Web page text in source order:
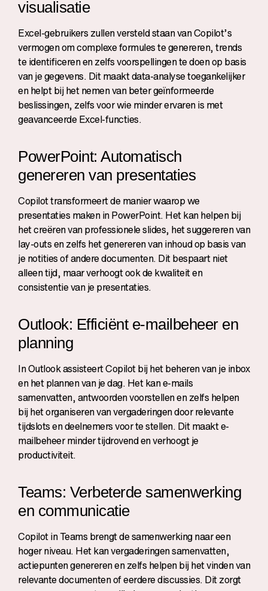
visualisatie
Excel-gebruikers zullen versteld staan van Copilot’s
vermogen om complexe formules te genereren, trends
te identificeren en zelfs voorspellingen te doen op basis
van je gegevens. Dit maakt data-analyse toegankelijker
en helpt bij het nemen van beter geïnformeerde
beslissingen, zelfs voor wie minder ervaren is met
geavanceerde Excel-functies.
PowerPoint: Automatisch
genereren van presentaties
Copilot transformeert de manier waarop we
presentaties maken in PowerPoint. Het kan helpen bij
het creëren van professionele slides, het suggereren van
lay-outs en zelfs het genereren van inhoud op basis van
je notities of andere documenten. Dit bespaart niet
alleen tijd, maar verhoogt ook de kwaliteit en
consistentie van je presentaties.
Outlook: Efficiënt e-mailbeheer en
planning
In Outlook assisteert Copilot bij het beheren van je inbox
en het plannen van je dag. Het kan e-mails
samenvatten, antwoorden voorstellen en zelfs helpen
bij het organiseren van vergaderingen door relevante
tijdslots en deelnemers voor te stellen. Dit maakt e-
mailbeheer minder tijdrovend en verhoogt je
productiviteit.
Teams: Verbeterde samenwerking
en communicatie
Copilot in Teams brengt de samenwerking naar een
hoger niveau. Het kan vergaderingen samenvatten,
actiepunten genereren en zelfs helpen bij het vinden van
relevante documenten of eerdere discussies. Dit zorgt